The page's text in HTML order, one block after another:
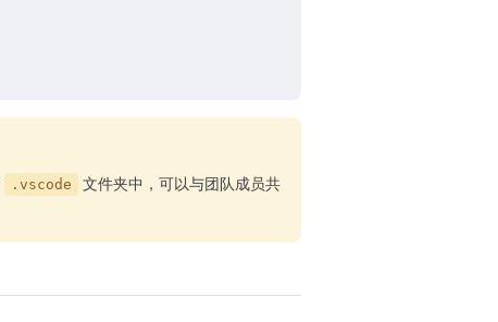
.vscode
文件夹中，可以与团队成员共